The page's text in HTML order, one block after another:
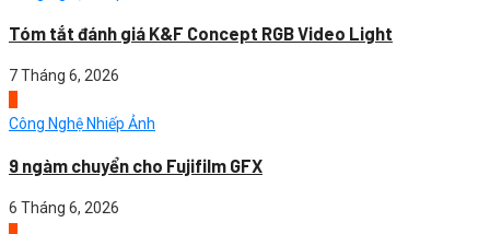
Tóm tắt đánh giá K&F Concept RGB Video Light
7 Tháng 6, 2026
Công Nghệ Nhiếp Ảnh
9 ngàm chuyển cho Fujifilm GFX
6 Tháng 6, 2026